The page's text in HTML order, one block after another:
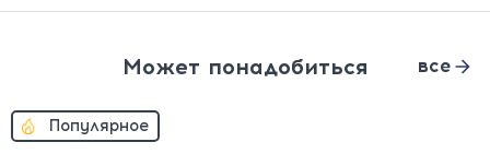
Может понадобиться все
Популярное